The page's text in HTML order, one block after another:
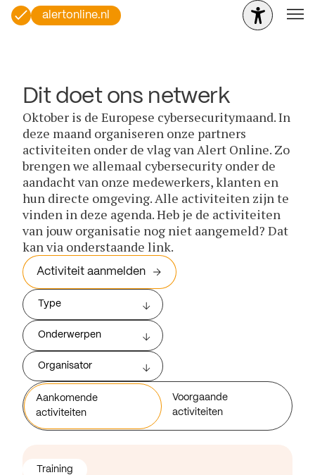
alertonline.nl
Dit doet ons netwerk
Oktober is de Europese cybersecuritymaand. In
deze maand organiseren onze partners
activiteiten onder de vlag van Alert Online. Zo
brengen we allemaal cybersecurity onder de
aandacht van onze medewerkers, klanten en
hun directe omgeving. Alle activiteiten zijn te
vinden in deze agenda. Heb je de activiteiten
van jouw organisatie nog niet aangemeld? Dat
kan via onderstaande link.
Activiteit aanmelden
Type
Onderwerpen
Organisator
Aankomende
activiteiten
Voorgaande
activiteiten
Training